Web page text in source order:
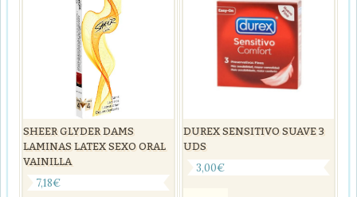
SHEER GLYDER DAMS
LAMINAS LATEX SEXO ORAL
VAINILLA
7,18€
DUREX SENSITIVO SUAVE 3
UDS
3,00€